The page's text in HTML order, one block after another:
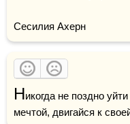
Сесилия Ахерн
Никогда не поздно
мечтой, двигайся к